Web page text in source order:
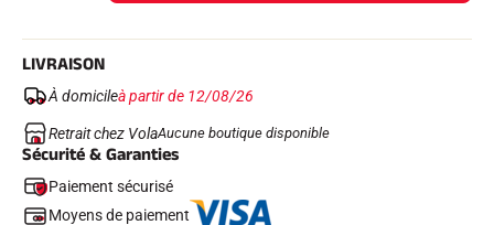
MULTI-SPORTS
LIVRAISON
À domicileà partir de 12/08/26
Retrait chez VolaAucune boutique disponible
Sécurité & Garanties
Paiement sécurisé
Moyens de paiement